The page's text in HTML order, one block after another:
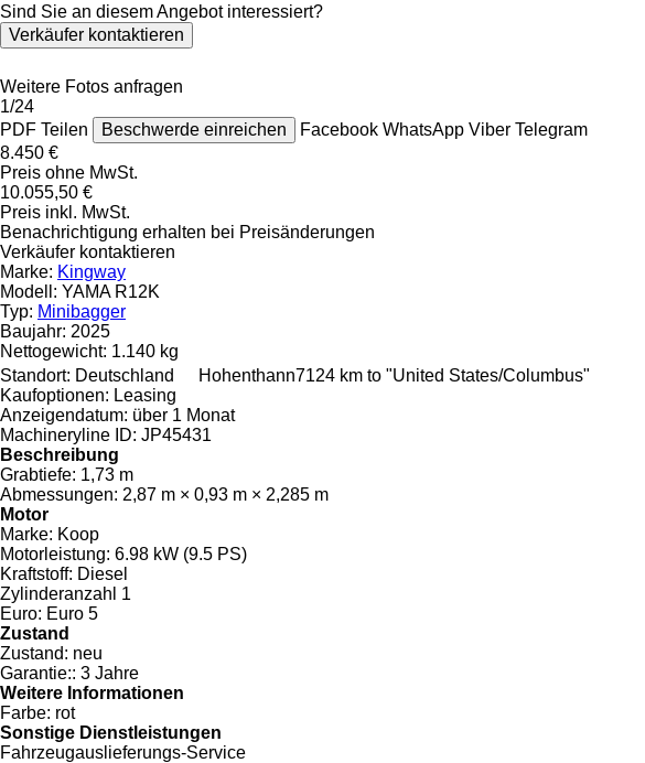
Sind Sie an diesem Angebot interessiert?
Verkäufer kontaktieren
Weitere Fotos anfragen
1/24
PDF Teilen Beschwerde einreichen Facebook WhatsApp Viber Telegram
8.450 €
Preis ohne MwSt.
10.055,50 €
Preis inkl. MwSt.
Benachrichtigung erhalten bei Preisänderungen
Verkäufer kontaktieren
Marke: Kingway
Modell: YAMA R12K
Typ: Minibagger
Baujahr: 2025
Nettogewicht: 1.140 kg
Standort: Deutschland Hohenthann7124 km to "United States/Columbus"
Kaufoptionen: Leasing
Anzeigendatum: über 1 Monat
Machineryline ID: JP45431
Beschreibung
Grabtiefe: 1,73 m
Abmessungen: 2,87 m × 0,93 m × 2,285 m
Motor
Marke: Koop
Motorleistung: 6.98 kW (9.5 PS)
Kraftstoff: Diesel
Zylinderanzahl 1
Euro: Euro 5
Zustand
Zustand: neu
Garantie:: 3 Jahre
Weitere Informationen
Farbe: rot
Sonstige Dienstleistungen
Fahrzeugauslieferungs-Service